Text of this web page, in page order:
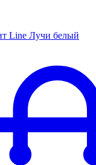
Line Лучи белый